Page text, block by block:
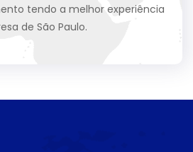
tendo a melhor experiência
de São Paulo.